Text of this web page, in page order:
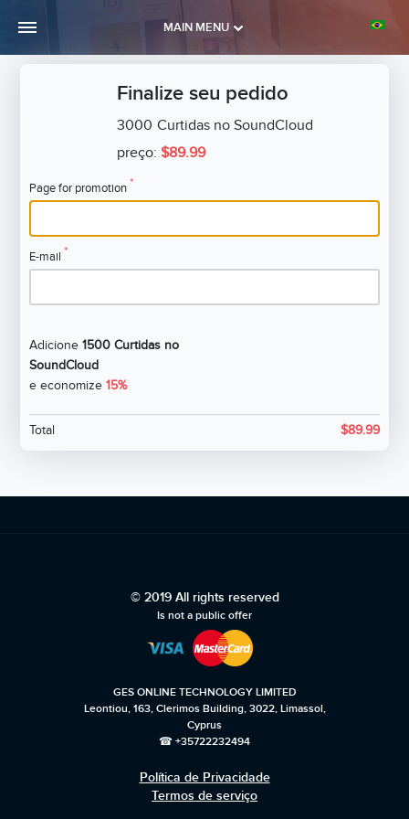
MAIN MENU
Finalize seu pedido
3000 Curtidas no SoundCloud
preço:$89.99
Page for promotion *
E-mail *
Adicione1500 Curtidas no
SoundCloud
e economize15%
Total $89.99
© 2019 All rights reserved
Is not a public offer
GES ONLINE TECHNOLOGY LIMITED
Leontiou, 163, Clerimos Building, 3022, Limassol,
Cyprus
☎ +35722232494
Política de Privacidade
Termos de serviço